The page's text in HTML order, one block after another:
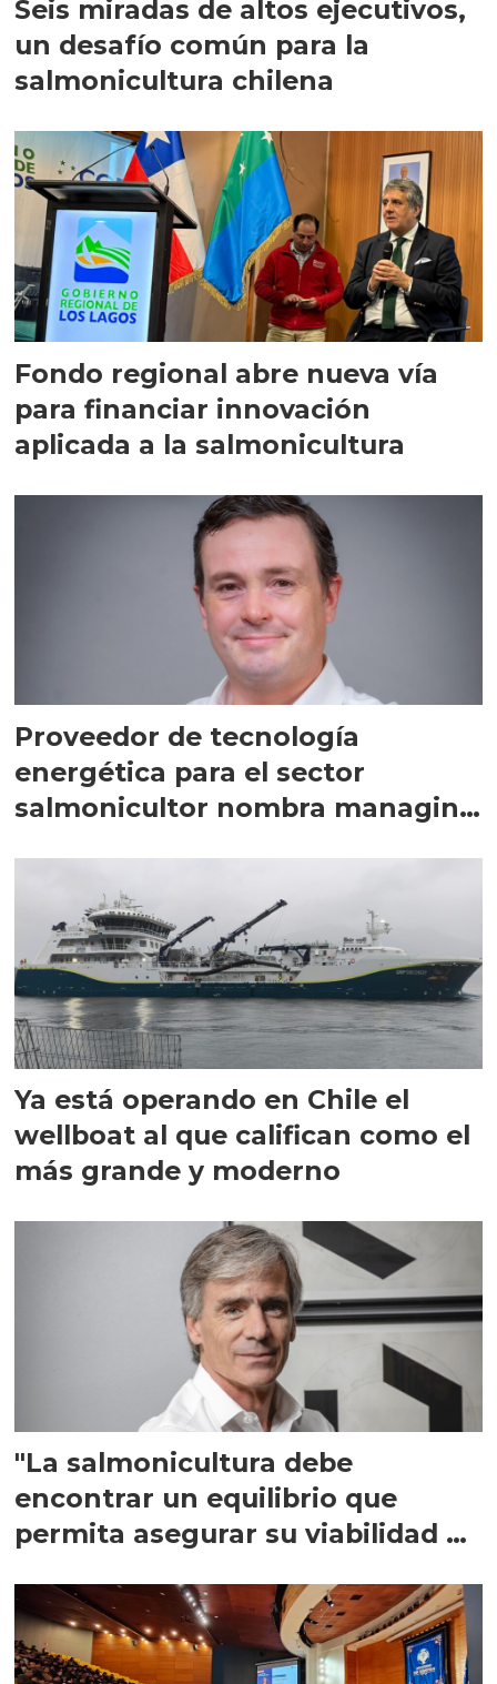
Seis miradas de altos ejecutivos,
un desafío común para la
salmonicultura chilena
Fondo regional abre nueva vía
para financiar innovación
aplicada a la salmonicultura
Proveedor de tecnología
energética para el sector
salmonicultor nombra managing
Ya está operando en Chile el
wellboat al que califican como el
más grande y moderno
"La salmonicultura debe
encontrar un equilibrio que
permita asegurar su viabilidad de